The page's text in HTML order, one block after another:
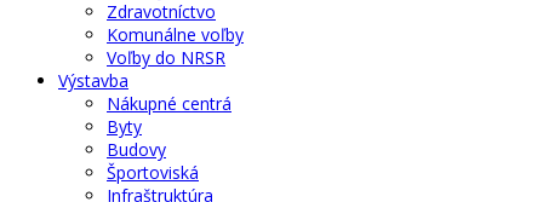
Zdravotníctvo
Komunálne voľby
Voľby do NRSR
Výstavba
Nákupné centrá
Byty
Budovy
Športoviská
Infraštruktúra